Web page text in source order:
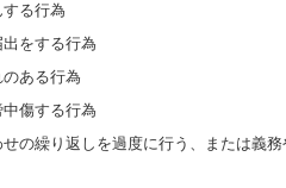
る行為
をする行為
ある行為
傷する行為
の繰り返しを過度に行う、または義